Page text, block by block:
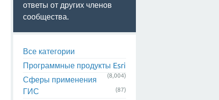
ответы от других членов
сообщества.
Все категории
Программные продукты Esri
(8,004)
Сферы применения
ГИС
(87)